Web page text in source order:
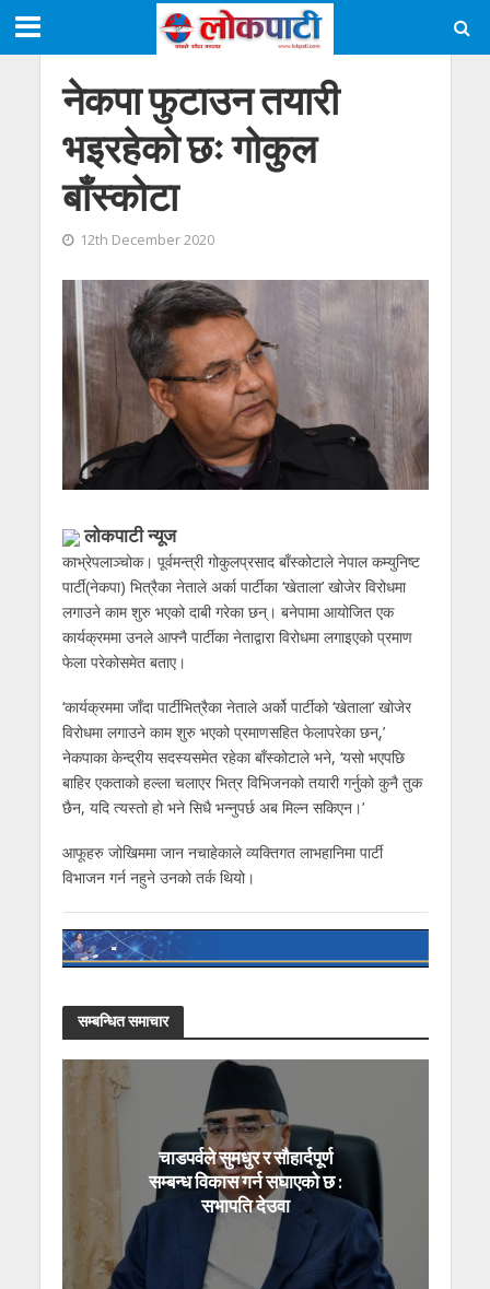
नेकपा फुटाउन तयारी
भइरहेको छः गोकुल
बाँस्कोटा
12th December 2020
लोकपाटी न्यूज
काभ्रेपलाञ्चोक। पूर्वमन्त्री गोकुलप्रसाद बाँस्कोटाले नेपाल कम्युनिष्ट
पार्टी(नेकपा) भित्रैका नेताले अर्का पार्टीका ‘खेताला’ खोजेर विरोधमा
लगाउने काम शुरु भएको दाबी गरेका छन्। बनेपामा आयोजित एक
कार्यक्रममा उनले आफ्नै पार्टीका नेताद्वारा विरोधमा लगाइएको प्रमाण
फेला परेकोसमेत बताए।
‘कार्यक्रममा जाँदा पार्टीभित्रैका नेताले अर्को पार्टीको ‘खेताला’ खोजेर
विरोधमा लगाउने काम शुरु भएको प्रमाणसहित फेलापरेका छन्,’
नेकपाका केन्द्रीय सदस्यसमेत रहेका बाँस्कोटाले भने, ‘यसो भएपछि
बाहिर एकताको हल्ला चलाएर भित्र विभिजनको तयारी गर्नुको कुनै तुक
छैन, यदि त्यस्तो हो भने सिधै भन्नुपर्छ अब मिल्न सकिएन।’
आफूहरु जोखिममा जान नचाहेकाले व्यक्तिगत लाभहानिमा पार्टी
विभाजन गर्न नहुने उनको तर्क थियो।
सम्बन्धित समाचार
चाडपर्वले सुमधुर र सौहार्दपूर्ण
सम्बन्ध विकास गर्न सघाएको छ :
सभापति देउवा